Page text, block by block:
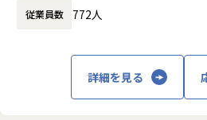
仕事を通して「戦友」と思える仲間
「ホープスを選んでよかった」ご入
ける仲間・環境があると自負してい
一緒に働けることを楽しみにしていま
チ開発やコンサルティ
スを提供しています。
ード開発を柱とし、業
従業員数 772人
詳細を見る